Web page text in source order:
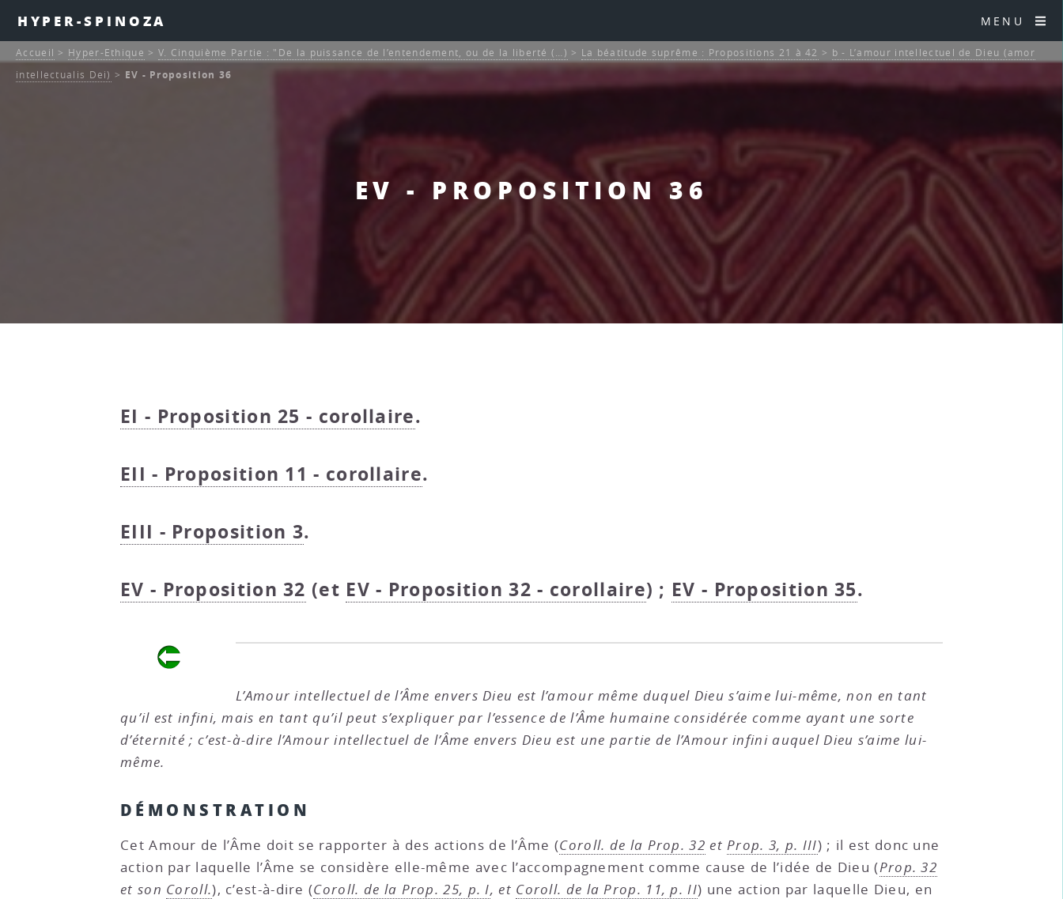
HYPER-SPINOZA MENU
EV - PROPOSITION 36
Accueil > Hyper-Ethique > V. Cinquième Partie : "De la puissance de l’entendement, ou de la liberté (…) > La béatitude suprême : Propositions 21 à 42 > b - L’amour intellectuel de Dieu (amor
intellectualis Dei) > EV - Proposition 36
EI - Proposition 25 - corollaire.
EII - Proposition 11 - corollaire.
EIII - Proposition 3.
EV - Proposition 32 (et EV - Proposition 32 - corollaire) ; EV - Proposition 35.
L’Amour intellectuel de l’Âme envers Dieu est l’amour même duquel Dieu s’aime lui-même, non en tant
qu’il est infini, mais en tant qu’il peut s’expliquer par l’essence de l’Âme humaine considérée comme ayant une sorte
d’éternité ; c’est-à-dire l’Amour intellectuel de l’Âme envers Dieu est une partie de l’Amour infini auquel Dieu s’aime lui-
même.
DÉMONSTRATION
Cet Amour de l’Âme doit se rapporter à des actions de l’Âme (Coroll. de la Prop. 32 etProp. 3, p. III) ; il est donc une
action par laquelle l’Âme se considère elle-même avec l’accompagnement comme cause de l’idée de Dieu (Prop. 32
et son Coroll.), c’est-à-dire (Coroll. de la Prop. 25, p. I, et Coroll. de la Prop. 11, p. II) une action par laquelle Dieu, en